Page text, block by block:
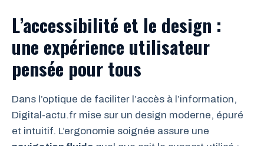
L’accessibilité et le design :
une expérience utilisateur
pensée pour tous
Dans l’optique de faciliter l’accès à l’information,
Digital-actu.fr mise sur un design moderne, épuré
et intuitif. L’ergonomie soignée assure une